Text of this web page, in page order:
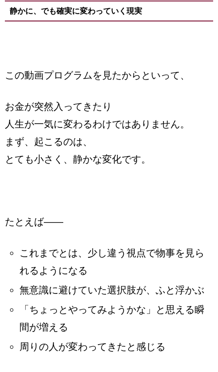
静かに、でも確実に変わっていく現実
この動画プログラムを見たからといって、
お金が突然入ってきたり
人生が一気に変わるわけではありません。
まず、起こるのは、
とても小さく、静かな変化です。
たとえば——
これまでとは、少し違う視点で物事を見ら
れるようになる
無意識に避けていた選択肢が、ふと浮かぶ
「ちょっとやってみようかな」と思える瞬
間が増える
周りの人が変わってきたと感じる